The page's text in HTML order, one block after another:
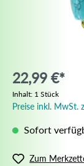
22,99 €*
Inhalt: 1 Stück
Preise inkl. MwSt.
Sofort
Zum